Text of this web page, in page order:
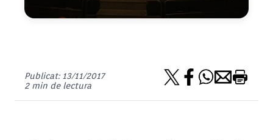
Publicat: 13/11/2017
2 min de lectura